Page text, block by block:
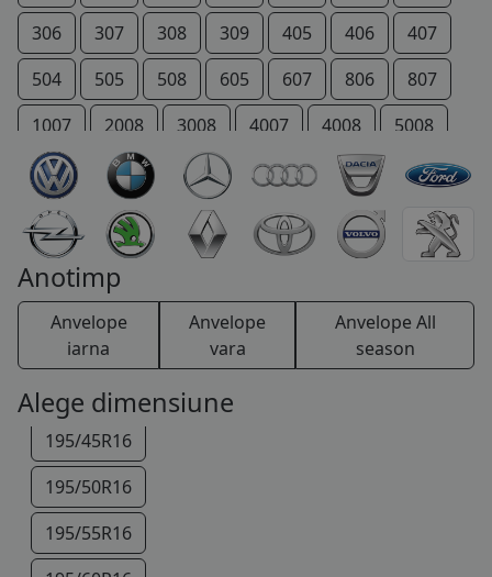
306
307 308 309 405 406
407
504
505 508 605 607 806
807
1007
2008 3008 4007 4008
5008
206 +
207 + Bipper Boxer
Expert
IOn
P 4 Partner RCZ
Rifter
TRAVELLER
Anotimp
Anvelope
iarna
Anvelope
vara
Anvelope All
season
Alege dimensiune
195/70R15
205/60R15
205/65R15
205/70R15
215/65R15
215/70R15
225/70R15
255/75R15
185/75R16
195/45R16
195/50R16
195/55R16